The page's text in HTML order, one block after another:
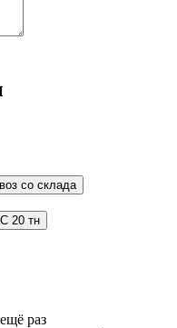
со склада
20 тн
раз